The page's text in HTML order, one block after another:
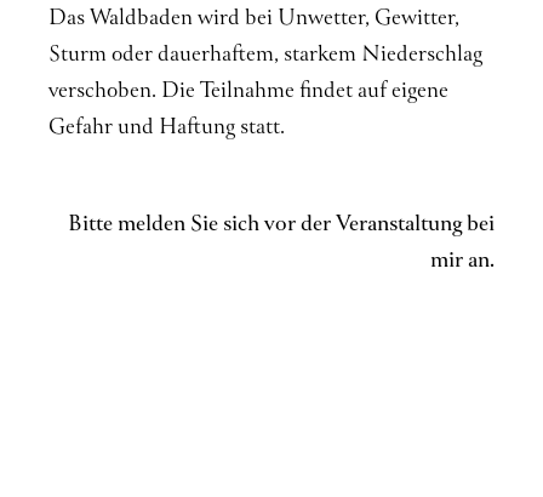
Das Waldbaden wird bei Unwetter, Gewitter,
Sturm oder dauerhaftem, starkem Niederschlag
verschoben. Die Teilnahme findet auf eigene
Gefahr und Haftung statt.
Bitte melden Sie sich vor der Veranstaltung bei
mir an.